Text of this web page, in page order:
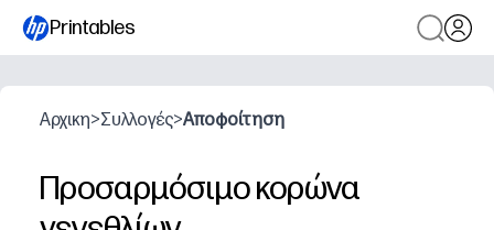
Printables
Αρχικη>Συλλογές>Αποφοίτηση
Προσαρμόσιμο κορώνα